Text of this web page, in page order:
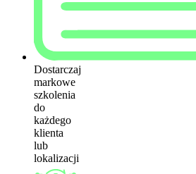
Dostarczaj
markowe
szkolenia
do
każdego
klienta
lub
lokalizacji